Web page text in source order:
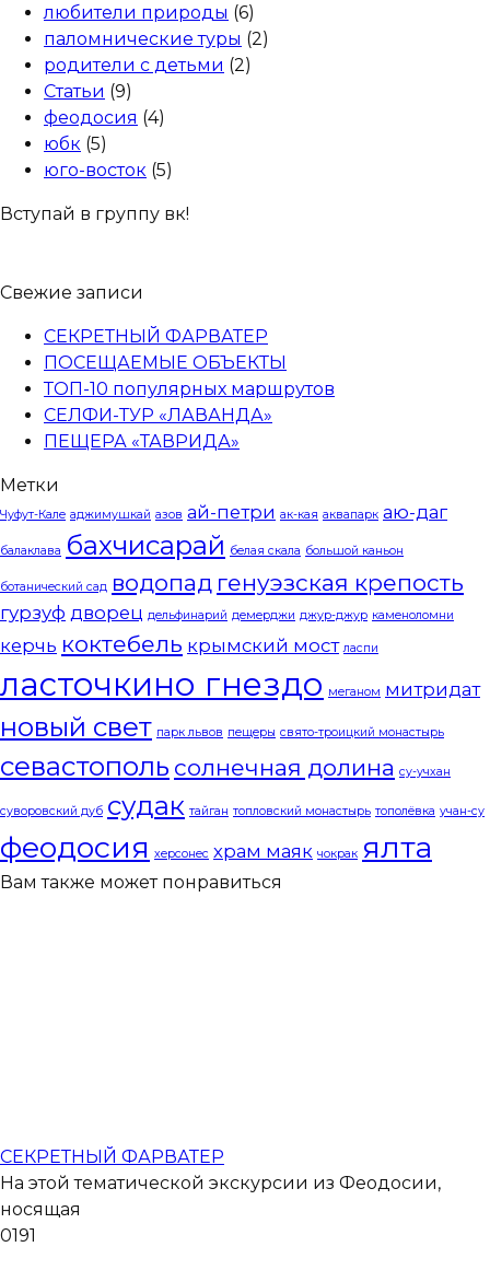
любители природы (6)
паломнические туры (2)
родители с детьми (2)
Статьи (9)
феодосия (4)
юбк (5)
юго-восток (5)
Вступай в группу вк!
Свежие записи
СЕКРЕТНЫЙ ФАРВАТЕР
ПОСЕЩАЕМЫЕ ОБЪЕКТЫ
ТОП-10 популярных маршрутов
СЕЛФИ-ТУР «ЛАВАНДА»
ПЕЩЕРА «ТАВРИДА»
Метки
Чуфут-Кале аджимушкай азов ай-петри ак-кая аквапарк аю-даг
балаклава бахчисарай белая скала большой каньон
ботанический сад водопад генуэзская крепость
гурзуф дворец дельфинарий демерджи джур-джур каменоломни
керчь коктебель крымский мост ласпи
ласточкино гнездо меганом митридат
новый свет парк львов пещеры свято-троицкий монастырь
севастополь солнечная долина су-учхан
суворовский дуб судак тайган топловский монастырь тополёвка учан-су
феодосия херсонес храм маяк чокрак ялта
Вам также может понравиться
СЕКРЕТНЫЙ ФАРВАТЕР
На этой тематической экскурсии из Феодосии,
носящая
0191